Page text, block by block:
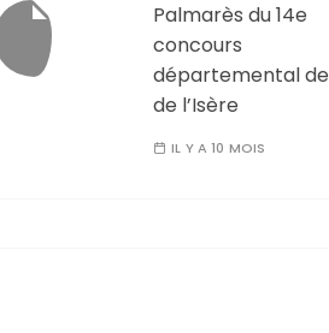
Palmarès du 14e
concours
départemental
de l’Isère
IL Y A 10 MOIS